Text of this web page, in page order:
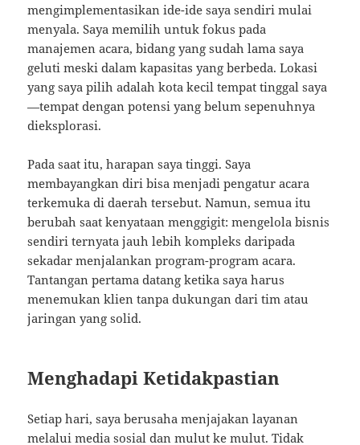
mengimplementasikan ide-ide saya sendiri mulai
menyala. Saya memilih untuk fokus pada
manajemen acara, bidang yang sudah lama saya
geluti meski dalam kapasitas yang berbeda. Lokasi
yang saya pilih adalah kota kecil tempat tinggal saya
—tempat dengan potensi yang belum sepenuhnya
dieksplorasi.
Pada saat itu, harapan saya tinggi. Saya
membayangkan diri bisa menjadi pengatur acara
terkemuka di daerah tersebut. Namun, semua itu
berubah saat kenyataan menggigit: mengelola bisnis
sendiri ternyata jauh lebih kompleks daripada
sekadar menjalankan program-program acara.
Tantangan pertama datang ketika saya harus
menemukan klien tanpa dukungan dari tim atau
jaringan yang solid.
Menghadapi Ketidakpastian
Setiap hari, saya berusaha menjajakan layanan
melalui media sosial dan mulut ke mulut. Tidak